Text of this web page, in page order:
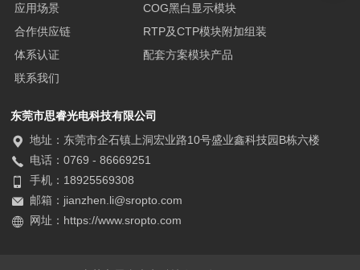
应用场景
合作供应链
体系认证
联系我们
COG黑白显示模块
RTP及CTP模块附加组装
配套方案模块产品
东莞市思睿光电科技有限公司
地址：东莞市企石镇上洞宏业路10号盛业鑫科技园B栋六楼
电话：0769 - 86669251
手机：18925569308
邮箱：jianzhen.li@sropto.com
网址：https://www.sropto.com